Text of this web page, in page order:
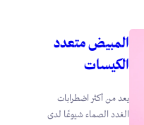
المبيض متعدد
الكيسات
يعد من أكثر اضطرابات
الغدد الصماء شيوعًا لدى